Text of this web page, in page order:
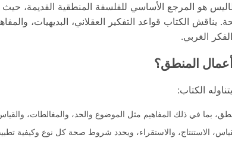
هو المرجع الأساسي للفلسفة المنطقية القديمة، حيث
يناقش الكتاب قواعد التفكير العقلاني، البديهيات،
الغربي.
المنطق؟
الكتاب:
بما في ذلك المفاهيم مثل الموضوع والحد، والمغالطات،
الاستنتاج، والاستقراء، ويحدد شروط صحة كل نوع وكيفية